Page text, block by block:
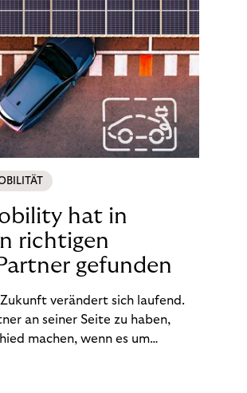
hat in
richtigen
gefunden
verändert sich laufend.
an seiner Seite zu haben,
machen, wenn es um
des